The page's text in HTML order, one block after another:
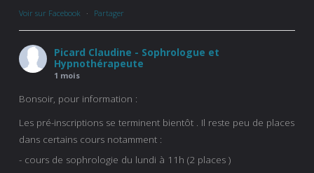
Voir sur Facebook · Partager
Picard Claudine - Sophrologue et
Hypnothérapeute
1 mois
Bonsoir, pour information :
Les pré-inscriptions se terminent bientôt . Il reste peu de places
dans certains cours notamment :
- cours de sophrologie du lundi à 11h (2 places )